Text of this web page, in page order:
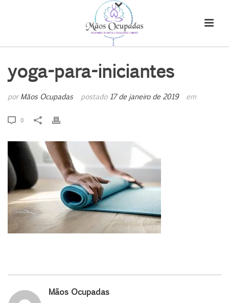
yoga-para-iniciantes
porMãos Ocupadas postado 17 de janeiro de 2019 em
0
Mãos Ocupadas